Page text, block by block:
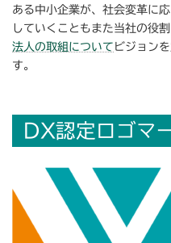
ある中小企業が、社会変革に
していくこともまた当社の役割
法人の取組について ビジョン
す。
DX認定ロゴマ